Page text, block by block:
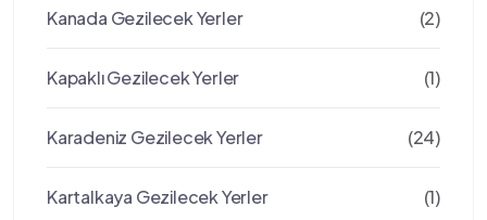
Kanada Gezilecek Yerler (2)
Kapaklı Gezilecek Yerler (1)
Karadeniz Gezilecek Yerler (24)
Kartalkaya Gezilecek Yerler (1)